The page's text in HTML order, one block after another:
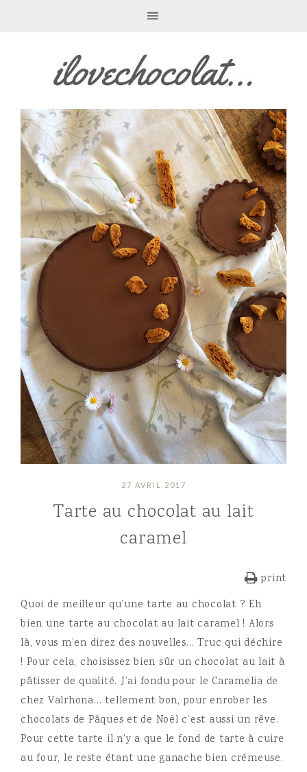
27 AVRIL 2017
Tarte au chocolat au lait
caramel
print
Quoi de meilleur qu’une tarte au chocolat ? Eh
bien une tarte au chocolat au lait caramel ! Alors
là, vous m’en direz des nouvelles… Truc qui déchire
! Pour cela, choisissez bien sûr un chocolat au lait à
pâtisser de qualité. J’ai fondu pour le Caramelia de
chez Valrhona… tellement bon, pour enrober les
chocolats de Pâques et de Noël c’est aussi un rêve.
Pour cette tarte il n’y a que le fond de tarte à cuire
au four, le reste étant une ganache bien crémeuse.